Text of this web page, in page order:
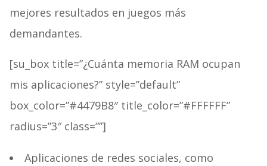
mejores resultados en juegos más
demandantes.
[su_box title=”¿Cuánta memoria RAM ocupan
mis aplicaciones?” style=”default”
box_color=”#4479B8″ title_color=”#FFFFFF”
radius=”3″ class=””]
Aplicaciones de redes sociales, como